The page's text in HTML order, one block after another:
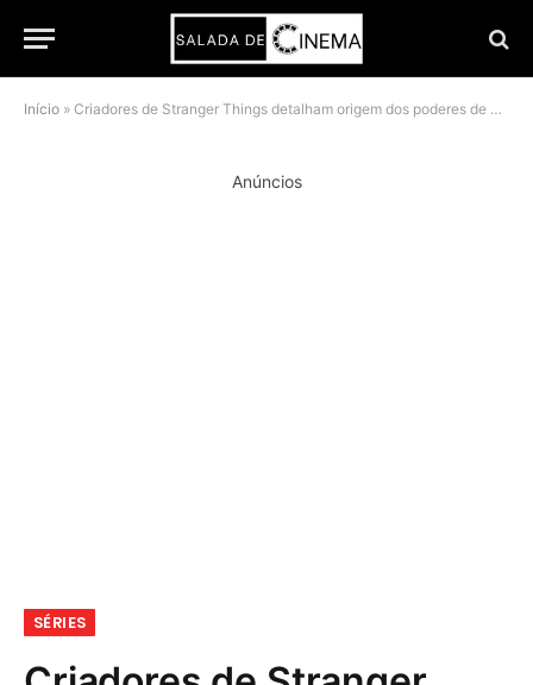
Início » Criadores de Stranger Things detalham origem dos poderes de Eleven e sua ligação mortal com Vecna
Anúncios
SÉRIES